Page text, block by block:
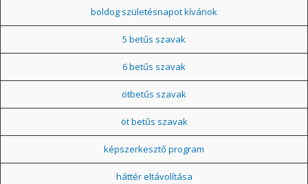
boldog születésnapot kívánok
5 betűs szavak
6 betűs szavak
ötbetűs szavak
öt betűs szavak
képszerkesztő program
háttér eltávolítása